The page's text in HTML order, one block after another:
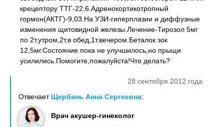
крецептору ТТГ-22,6.Адренокортикотропный
гормон(АКТГ)-9,03.На УЗИ-гиперплазии и диффузные
изменения щитовидной железы.Лечение-Тирозол 5мг
по 2т.утром,2т.в обед,1т.вечером.Беталок зок
12,5мг.Состояние пока не улучшилось,но прыщи
усилились.Помогите,пожалуйста!Что делать?
28 сентября 2012 года
Отвечает Щербань Анна Сергеевна:
Врач акушер-гинеколог